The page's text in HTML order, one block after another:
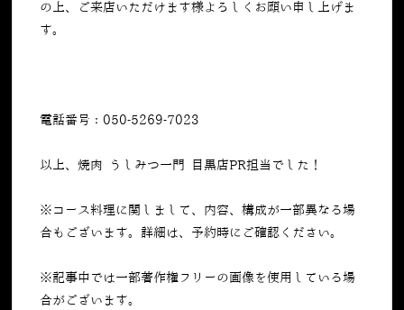
の上、ご来店いただけます様よろしくお願い申し上げま
す。
電話番号：050-5269-7023
以上、焼肉 うしみつ一門 目黒店PR担当でした！
※コース料理に関しまして、内容、構成が一部異なる場
合もございます。詳細は、予約時にご確認ください。
※記事中では一部著作権フリーの画像を使用している場
合がございます。